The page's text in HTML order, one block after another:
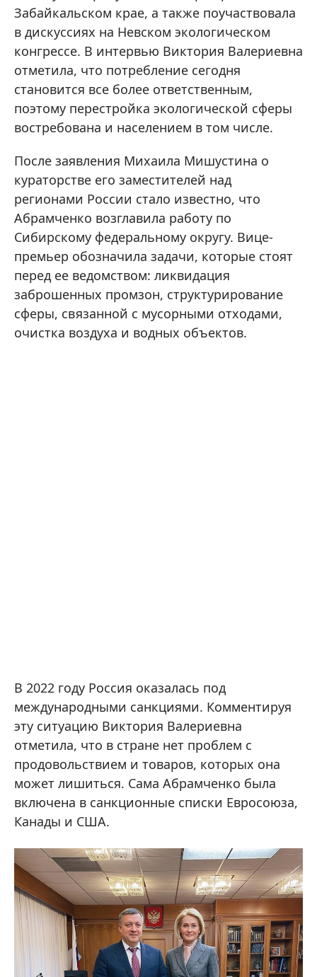
Забайкальском крае, а также поучаствовала
в дискуссиях на Невском экологическом
конгрессе. В интервью Виктория Валериевна
отметила, что потребление сегодня
становится все более ответственным,
поэтому перестройка экологической сферы
востребована и населением в том числе.
После заявления Михаила Мишустина о
кураторстве его заместителей над
регионами России стало известно, что
Абрамченко возглавила работу по
Сибирскому федеральному округу. Вице-
премьер обозначила задачи, которые стоят
перед ее ведомством: ликвидация
заброшенных промзон, структурирование
сферы, связанной с мусорными отходами,
очистка воздуха и водных объектов.
В 2022 году Россия оказалась под
международными санкциями. Комментируя
эту ситуацию Виктория Валериевна
отметила, что в стране нет проблем с
продовольствием и товаров, которых она
может лишиться. Сама Абрамченко была
включена в санкционные списки Евросоюза,
Канады и США.